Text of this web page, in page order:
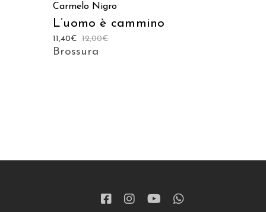
Carmelo Nigro
L’uomo è cammino
12,00€
11,40€
Brossura